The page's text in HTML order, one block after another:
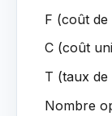
F (coût
C (coût
T (taux de
Nombre